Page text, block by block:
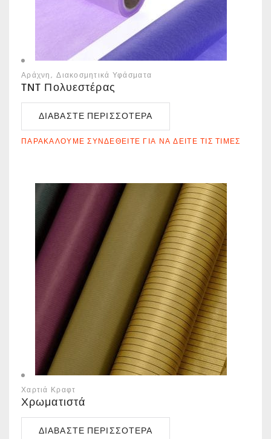
Αράχνη Διακοσμητικά Υφάσματα
TNT Πολυεστέρας
ΔΙΑΒΆΣΤΕ ΠΕΡΙΣΣΌΤΕΡΑ
ΠΑΡΑΚΑΛΟΎΜΕ ΣΥΝΔΕΘΕΊΤΕ ΓΙΑ ΝΑ ΔΕΊΤΕ ΤΙΣ ΤΙΜΈΣ
Χαρτιά Κραφτ
Χρωματιστά
ΔΙΑΒΆΣΤΕ ΠΕΡΙΣΣΌΤΕΡΑ